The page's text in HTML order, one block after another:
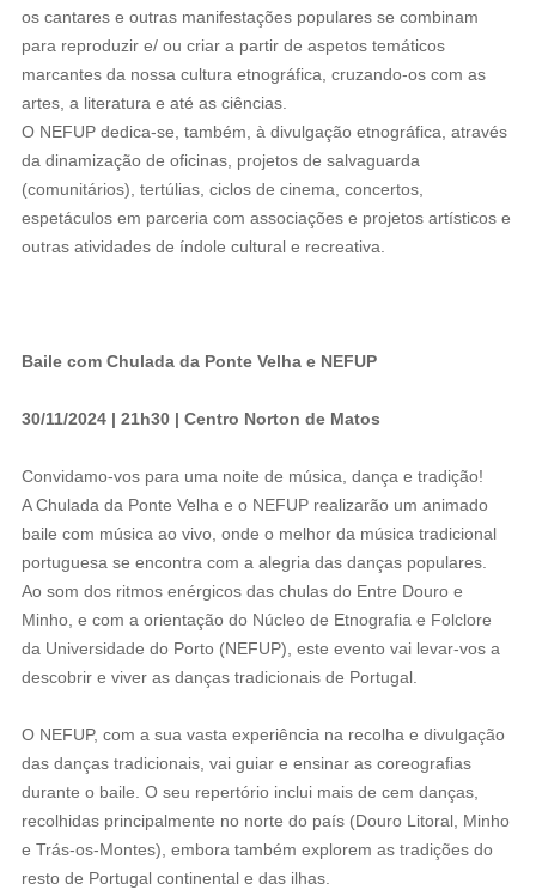
os cantares e outras manifestações populares se combinam
para reproduzir e/ ou criar a partir de aspetos temáticos
marcantes da nossa cultura etnográfica, cruzando-os com as
artes, a literatura e até as ciências.
O NEFUP dedica-se, também, à divulgação etnográfica, através
da dinamização de oficinas, projetos de salvaguarda
(comunitários), tertúlias, ciclos de cinema, concertos,
espetáculos em parceria com associações e projetos artísticos e
outras atividades de índole cultural e recreativa.
Baile com Chulada da Ponte Velha e NEFUP
30/11/2024 | 21h30 | Centro Norton de Matos
Convidamo-vos para uma noite de música, dança e tradição!
A Chulada da Ponte Velha e o NEFUP realizarão um animado
baile com música ao vivo, onde o melhor da música tradicional
portuguesa se encontra com a alegria das danças populares.
Ao som dos ritmos enérgicos das chulas do Entre Douro e
Minho, e com a orientação do Núcleo de Etnografia e Folclore
da Universidade do Porto (NEFUP), este evento vai levar-vos a
descobrir e viver as danças tradicionais de Portugal.
O NEFUP, com a sua vasta experiência na recolha e divulgação
das danças tradicionais, vai guiar e ensinar as coreografias
durante o baile. O seu repertório inclui mais de cem danças,
recolhidas principalmente no norte do país (Douro Litoral, Minho
e Trás-os-Montes), embora também explorem as tradições do
resto de Portugal continental e das ilhas.